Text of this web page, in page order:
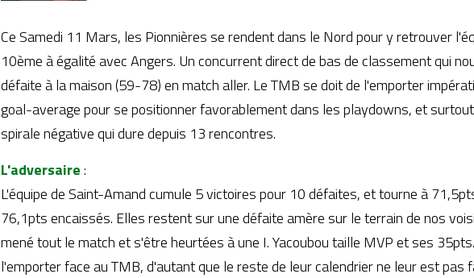
Ce Samedi 11 Mars, les Pionnières se rendent dans le Nord pour y retrouver
10ème à égalité avec Angers. Un concurrent direct de bas de classement qui
défaite à la maison (59-78) en match aller. Le TMB se doit de l'emporter
goal-average pour se positionner favorablement dans les playdowns, et
spirale négative qui dure depuis 13 rencontres.
L'adversaire :
L'équipe de Saint-Amand cumule 5 victoires pour 10 défaites, et tourne à
76,1pts encaissés. Elles restent sur une défaite amère sur le terrain de nos
mené tout le match et s'être heurtées à une I. Yacoubou taille MVP et ses
l'emporter face au TMB, d'autant que le reste de leur calendrier ne leur est pas